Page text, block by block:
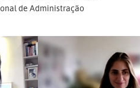
de Administração